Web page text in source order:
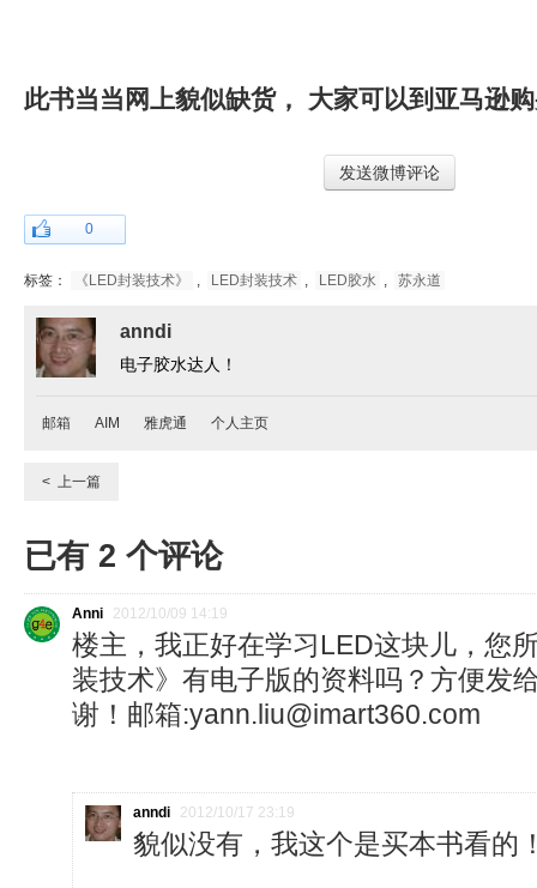
此书当当网上貌似缺货， 大家可以到亚马逊
发送微博评论
0
标签： 《LED封装技术》 LED封装技术 LED胶水 苏永道
anndi
电子胶水达人！
邮箱 AIM 雅虎通 个人主页
< 上一篇
已有 2 个评论
Anni 2012/10/09 14:19
楼主，我正好在学习LED这块儿，您
装技术》有电子版的资料吗？方便发
谢！邮箱:yann.liu@imart360.com
anndi 2012/10/17 23:19
貌似没有，我这个是买本书看的